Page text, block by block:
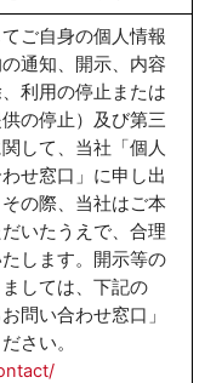
ご自身の個人情報
通知、開示、内容
利用の停止または
の停止）及び第三
して、当社「個人
せ窓口」に申し出
の際、当社はご本
いたうえで、合理
します。開示等の
しては、下記の
問い合わせ窓口」
さい。